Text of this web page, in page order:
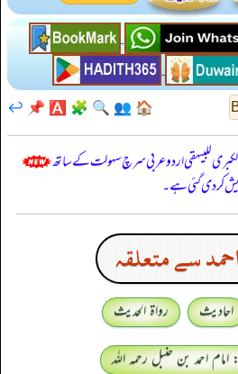
🏠
👥
🔍
🧩
🅰️
📌
↩️
للبيهقي اردو عربی سرچ سہولت کے ساتھ
کر دی گئی ہے۔
سے متعلقہ
احادیث
رواۃ الحدیث
احمد بن حنبل رحمہ اللہ